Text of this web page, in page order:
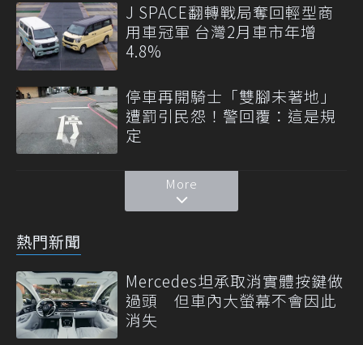
J SPACE翻轉戰局奪回輕型商
用車冠軍 台灣2月車市年增
4.8%
停車再開騎士「雙腳未著地」
遭罰引民怨！警回覆：這是規
定
More
熱門新聞
Mercedes坦承取消實體按鍵做
過頭 但車內大螢幕不會因此
消失